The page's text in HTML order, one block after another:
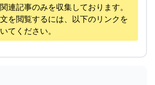
連記事のみを収集しております。
を閲覧するには、以下のリンクを
てください。